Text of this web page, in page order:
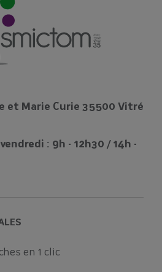
et Marie Curie 35500 Vitré
: 9h - 12h30 / 14h -
en 1 clic